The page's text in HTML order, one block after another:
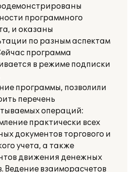
программного
и оказаны
по разным аспектам
программа
в режиме подписки
программы, позволили
перечень
операций:
практически всех
документов торгового и
учета, а также
движения денежных
Ведение взаиморасчетов